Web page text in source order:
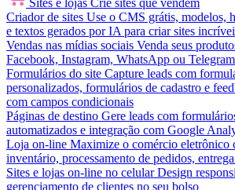
Sites e lojas Crie sites que vendem
Criador de sites Use o CMS grátis, modelos,
e textos gerados por IA para criar sites
Vendas nas mídias sociais Venda seus
Facebook, Instagram, WhatsApp ou Telegram
Formulários do site Capture leads com
personalizados, formulários de cadastro e
com campos condicionais
Páginas de destino Gere leads com
automatizados e integração com Google
Loja on-line Maximize o comércio eletrônico
inventário, processamento de pedidos,
Sites e lojas on-line no celular Design
gerenciamento de clientes no seu bolso